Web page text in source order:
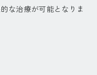
な治療が可能となりま